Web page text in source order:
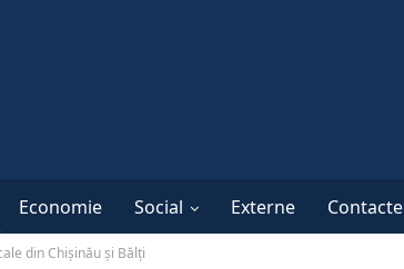
Economie Social Externe Contacte
din Chișinău și Bălți